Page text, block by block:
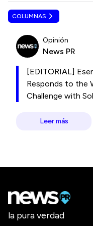
COLUMNAS
Opinión
News PR
[EDITORIAL]
Responds to the
Challenge with
Leer más
la pura verdad